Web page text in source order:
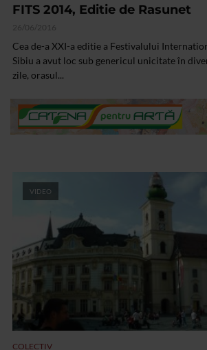
FITS 2014, Editie de Rasunet
26/06/2016
Cea de-a XXI-a editie a Festivalului
Sibiu a avut loc sub genericul unicitate în
zile, orasul...
VIDEO
COLECTIV